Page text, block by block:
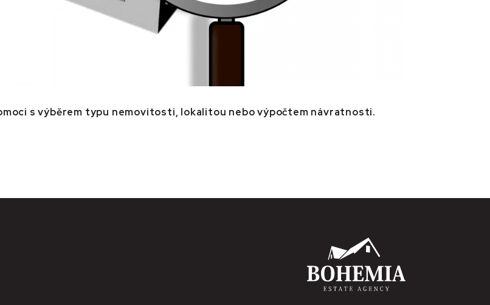
s výběrem typu nemovitosti, lokalitou nebo výpočtem návratnosti.